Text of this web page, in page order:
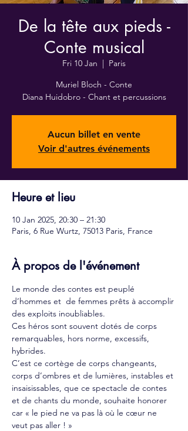
De la tête aux pieds -
Conte musical
Fri 10 Jan
  |
Paris
Muriel Bloch - Conte
Diana Huidobro - Chant et percussions
Aucun billet en vente
Voir d'autres événements
Heure et lieu
10 Jan 2025, 20:30 – 21:30
Paris, 6 Rue Wurtz, 75013 Paris, France
À propos de l'événement
Le monde des contes est peuplé
d’hommes et  de femmes prêts à accomplir
des exploits inoubliables.
Ces héros sont souvent dotés de corps
remarquables, hors norme, excessifs,
hybrides.
C’est ce cortège de corps changeants,
corps d’ombres et de lumières, instables et
insaisissables, que ce spectacle de contes
et de chants du monde, souhaite honorer
car « le pied ne va pas là où le cœur ne
veut pas aller ! »